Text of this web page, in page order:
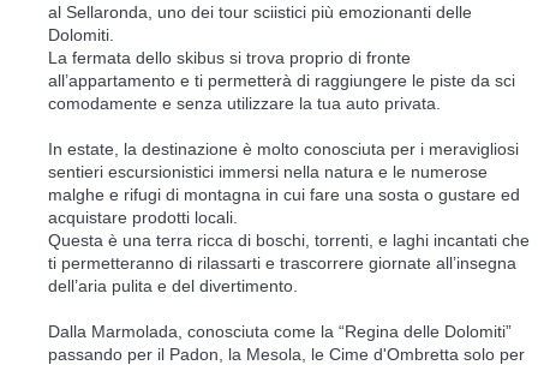
al Sellaronda, uno dei tour sciistici più emozionanti delle
Dolomiti.
La fermata dello skibus si trova proprio di fronte
all’appartamento e ti permetterà di raggiungere le piste da sci
comodamente e senza utilizzare la tua auto privata.
In estate, la destinazione è molto conosciuta per i meravigliosi
sentieri escursionistici immersi nella natura e le numerose
malghe e rifugi di montagna in cui fare una sosta o gustare ed
acquistare prodotti locali.
Questa è una terra ricca di boschi, torrenti, e laghi incantati che
ti permetteranno di rilassarti e trascorrere giornate all’insegna
dell’aria pulita e del divertimento.
Dalla Marmolada, conosciuta come la “Regina delle Dolomiti”
passando per il Padon, la Mesola, le Cime d'Ombretta solo per